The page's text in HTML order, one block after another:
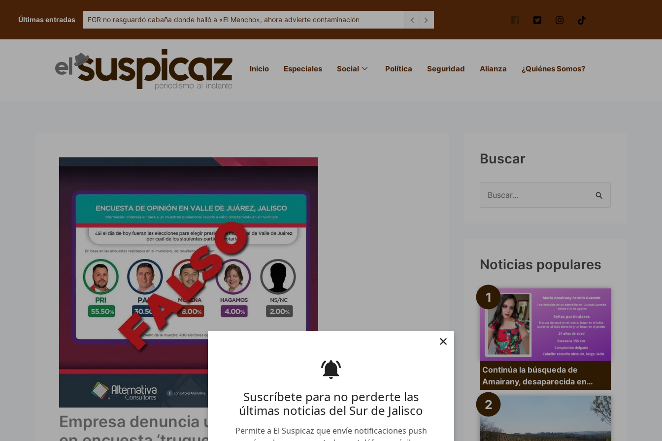
Suscríbete para no perderte las
últimas noticias del Sur de Jalisco
Permite a El Suspicaz que envíe notificaciones push
×
Últimas entradas FGR no resguardó cabaña donde halló a «El Mencho», ahora advierte contaminación
Inicio Especiales Social Política Seguridad Alianza ¿Quiénes Somos?
Empresa denuncia uso indebido de su imagen
Buscar
a
p
o
Noticias populares
Continúa la búsqueda de
Amairany, desaparecida en…